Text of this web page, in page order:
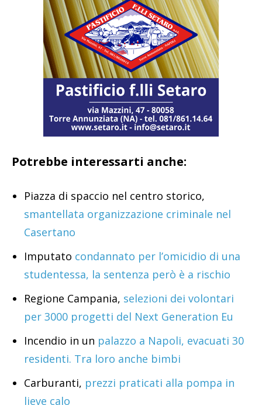
Potrebbe interessarti anche:
Piazza di spaccio nel centro storico,
smantellata organizzazione criminale nel
Casertano
Imputato condannato per l’omicidio di una
studentessa, la sentenza però è a rischio
Regione Campania, selezioni dei volontari
per 3000 progetti del Next Generation Eu
Incendio in un palazzo a Napoli, evacuati 30
residenti. Tra loro anche bimbi
Carburanti, prezzi praticati alla pompa in
lieve calo